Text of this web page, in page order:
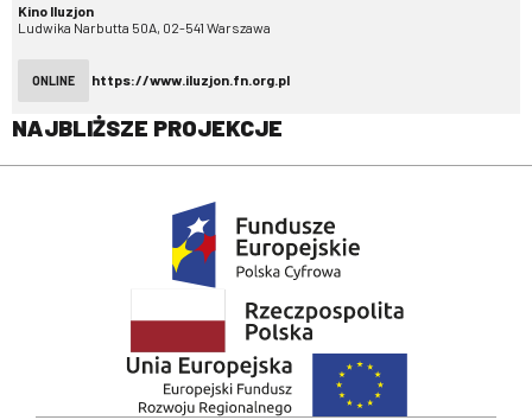
Kino Iluzjon
Ludwika Narbutta 50A, 02-541 Warszawa
ONLINE https://www.iluzjon.fn.org.pl
NAJBLIŻSZE PROJEKCJE